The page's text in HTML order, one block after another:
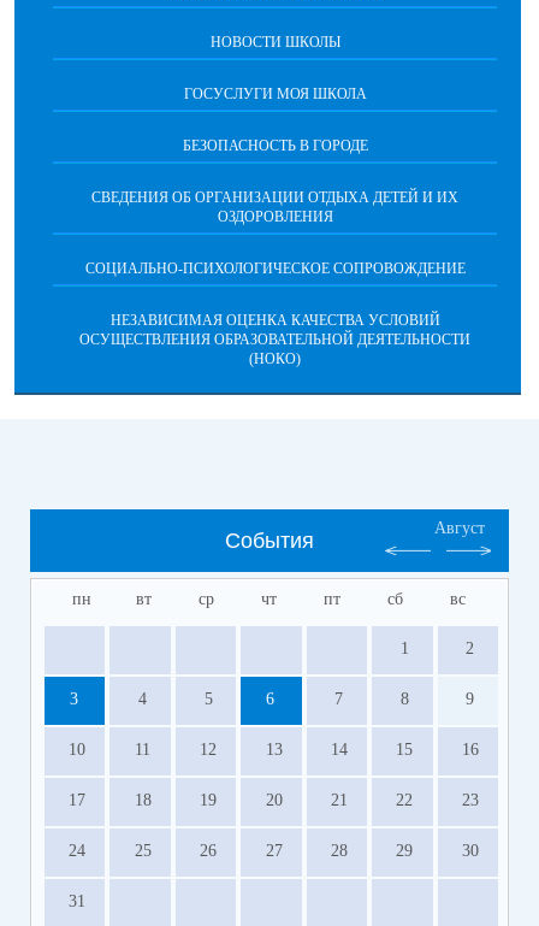
НОВОСТИ ШКОЛЫ
ГОСУСЛУГИ МОЯ ШКОЛА
БЕЗОПАСНОСТЬ В ГОРОДЕ
СВЕДЕНИЯ ОБ ОРГАНИЗАЦИИ ОТДЫХА ДЕТЕЙ И ИХ
ОЗДОРОВЛЕНИЯ
СОЦИАЛЬНО-ПСИХОЛОГИЧЕСКОЕ СОПРОВОЖДЕНИЕ
НЕЗАВИСИМАЯ ОЦЕНКА КАЧЕСТВА УСЛОВИЙ
ОСУЩЕСТВЛЕНИЯ ОБРАЗОВАТЕЛЬНОЙ ДЕЯТЕЛЬНОСТИ
(НОКО)
События
Август
пн вт ср чт пт сб вс
1 2
3 4 5 6 7 8 9
10 11 12 13 14 15 16
17 18 19 20 21 22 23
24 25 26 27 28 29 30
31